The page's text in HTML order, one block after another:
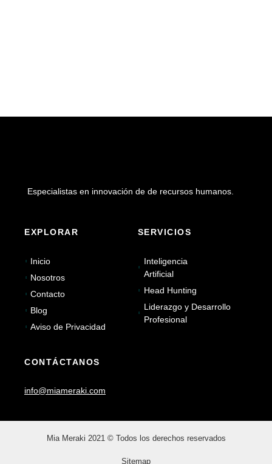
Especialistas en innovación de de recursos humanos.
EXPLORAR
Inicio
Nosotros
Contacto
Blog
Aviso de Privacidad
SERVICIOS
Inteligencia
Artificial
Head Hunting
Liderazgo y Desarrollo
Profesional
CONTÁCTANOS
info@miameraki.com
Mia Meraki 2021 © Todos los derechos reservados
Sitemap